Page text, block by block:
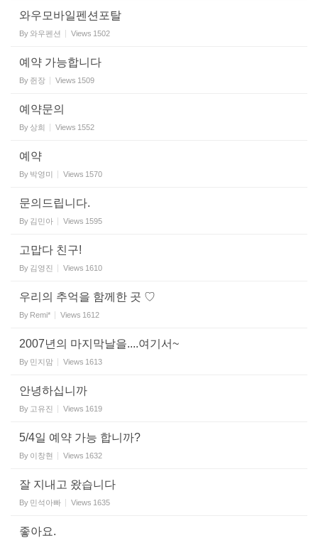
와우모바일펜션포탈
By 와우펜션 Views 1502
예약 가능합니다
By 쥔장 Views 1509
예약문의
By 상희 Views 1552
예약
By 박영미 Views 1570
문의드립니다.
By 김민아 Views 1595
고맙다 친구!
By 김영진 Views 1610
우리의 추억을 함께한 곳 ♡
By Remi* Views 1612
2007년의 마지막날을....여기서~
By 민지맘 Views 1613
안녕하십니까
By 고유진 Views 1619
5/4일 예약 가능 합니까?
By 이창현 Views 1632
잘 지내고 왔습니다
By 민석아빠 Views 1635
좋아요.